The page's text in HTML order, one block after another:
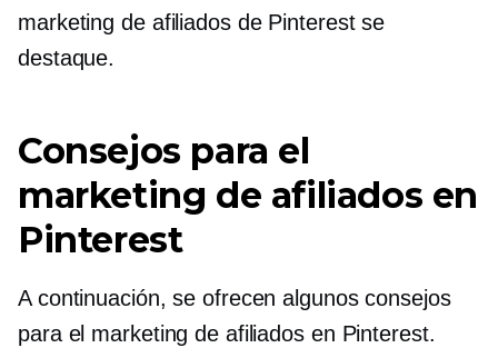
marketing de afiliados de Pinterest se
destaque.
Consejos para el
marketing de afiliados en
Pinterest
A continuación, se ofrecen algunos consejos
para el marketing de afiliados en Pinterest.